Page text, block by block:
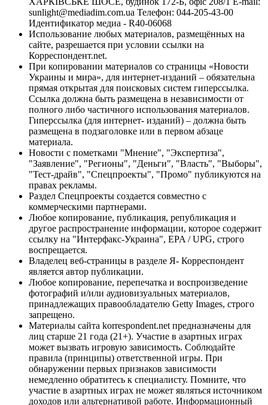
sunlight@mediadim.com.ua Телефон: 044-205-43-00
Идентификатор медиа - R40-06068
Использование любых материалов, размещённых на
сайте, разрешается при условии ссылки на
Корреспондент.net.
При копировании материалов со страницы «Новости
Украины и мира», для интернет-изданий – обязательна
прямая открытая для поисковых систем гиперссылка.
Ссылка должна быть размещена в независимости от
полного либо частичного использования материалов.
Гиперссылка (для интернет- изданий) – должна быть
размещена в подзаголовке или в первом абзаце
материала.
Новости с пометками "Мнение", "Экспертиза",
"Заявление", "Регионы", "Деньги", "Власть", "Выборы",
"Тест-драйв", "Спецпроекты", "Промо" публикуются на
правах рекламы.
Раздел Спецпроекты создается совместно с
коммерческими партнерами.
Любое копирование, публикация, републикация и
другое распространение информации, которое содержит
ссылку на "Интерфакс-Украина", EPA / UPG, строго
воспрещается.
Владелец веб-страницы в разделе Я- Корреспондент
является автор публикации.
Любое копирование, перепечатка и воспроизведение
фотографий и/или аудиовизуальных материалов,
принадлежащих правообладателю Getty Images, строго
запрещено.
Материалы сайта korrespondent.net предназначены для
лиц старше 21 года (21+). Участие в азартных играх
может вызвать игровую зависимость. Соблюдайте
правила (принципы) ответственной игры. При
обнаружении первых признаков зависимости
немедленно обратитесь к специалисту. Помните, что
участие в азартных играх не может являться источником
доходов или альтернативой работе. Информационный